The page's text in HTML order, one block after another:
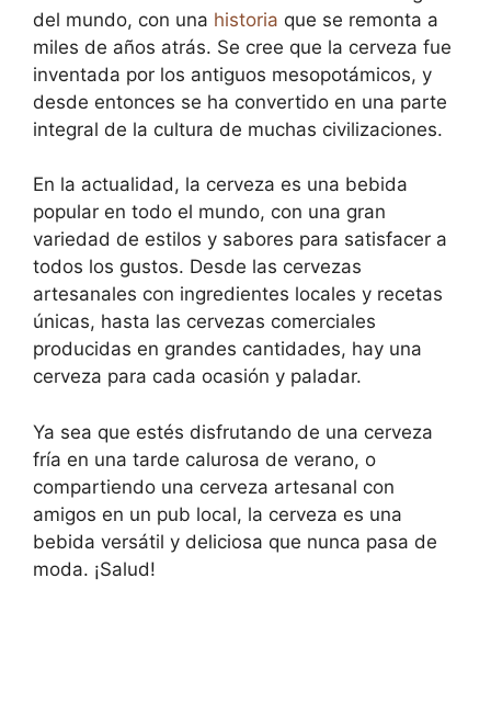
del mundo, con una historia que se remonta a
miles de años atrás. Se cree que la cerveza fue
inventada por los antiguos mesopotámicos, y
desde entonces se ha convertido en una parte
integral de la cultura de muchas civilizaciones.
En la actualidad, la cerveza es una bebida
popular en todo el mundo, con una gran
variedad de estilos y sabores para satisfacer a
todos los gustos. Desde las cervezas
artesanales con ingredientes locales y recetas
únicas, hasta las cervezas comerciales
producidas en grandes cantidades, hay una
cerveza para cada ocasión y paladar.
Ya sea que estés disfrutando de una cerveza
fría en una tarde calurosa de verano, o
compartiendo una cerveza artesanal con
amigos en un pub local, la cerveza es una
bebida versátil y deliciosa que nunca pasa de
moda. ¡Salud!